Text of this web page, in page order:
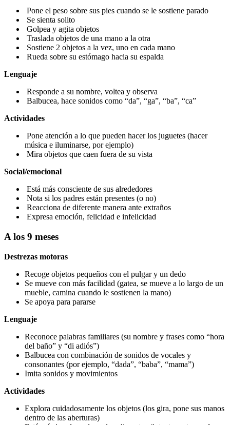
Pone el peso sobre sus pies cuando se le sostiene parado
Se sienta solito
Golpea y agita objetos
Traslada objetos de una mano a la otra
Sostiene 2 objetos a la vez, uno en cada mano
Rueda sobre su estómago hacia su espalda
Lenguaje
Responde a su nombre, voltea y observa
Balbucea, hace sonidos como “da”, “ga”, “ba”, “ca”
Actividades
Pone atención a lo que pueden hacer los juguetes (hacer
música e iluminarse, por ejemplo)
Mira objetos que caen fuera de su vista
Social/emocional
Está más consciente de sus alrededores
Nota si los padres están presentes (o no)
Reacciona de diferente manera ante extraños
Expresa emoción, felicidad e infelicidad
A los 9 meses
Destrezas motoras
Recoge objetos pequeños con el pulgar y un dedo
Se mueve con más facilidad (gatea, se mueve a lo largo de un
mueble, camina cuando le sostienen la mano)
Se apoya para pararse
Lenguaje
Reconoce palabras familiares (su nombre y frases como “hora
del baño” y “di adiós”)
Balbucea con combinación de sonidos de vocales y
consonantes (por ejemplo, “dada”, “baba”, “mama”)
Imita sonidos y movimientos
Actividades
Explora cuidadosamente los objetos (los gira, pone sus manos
dentro de las aberturas)